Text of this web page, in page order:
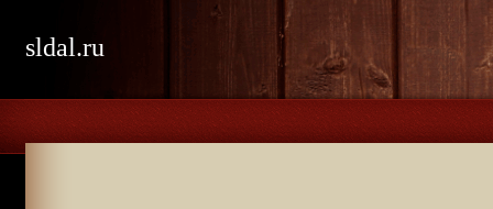
sldal.ru